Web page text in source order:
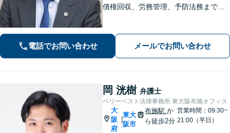
債権回収、労務管理、予防法務までサ
で、まずはお気軽にご相談ください。
電話でお問い合わせ メールでお問い合わせ
岡 洸樹 弁護士
ベリーベスト法律事務所 東大阪布施オフィス
大
阪
府
|
東大
阪市
布施駅か
ら徒歩2分
営業時間：09:30~
21:00（平日）